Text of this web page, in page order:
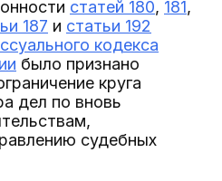
статей 180, 181,
187 и статьи 192
кодекса
было признано
круга
дел по вновь
судебных